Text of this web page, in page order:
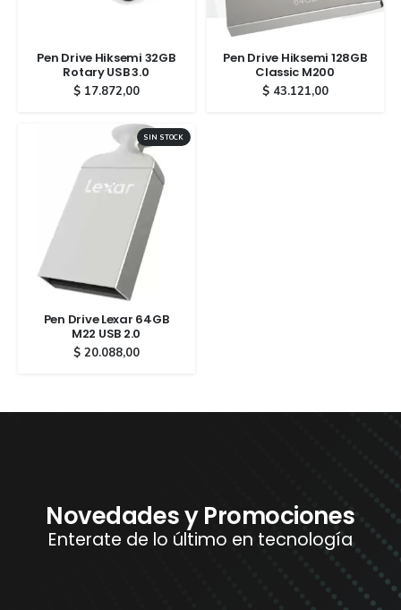
Pen Drive Hiksemi 32GB
Rotary USB 3.0
$17.872,00
Pen Drive Hiksemi 128GB
Classic M200
$43.121,00
SIN STOCK
Pen Drive Lexar 64GB
M22 USB 2.0
$20.088,00
Novedades y Promociones
Enterate de lo último en tecnología